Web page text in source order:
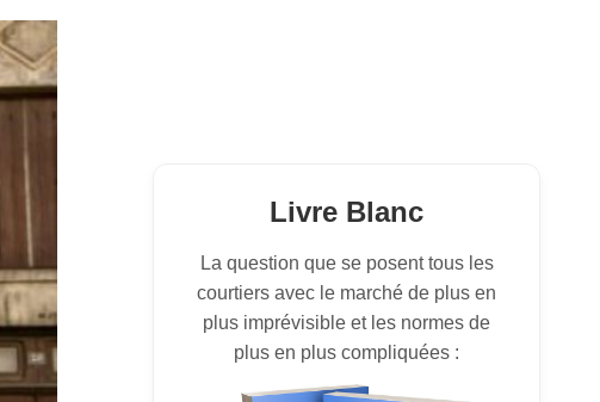
Livre Blanc
La question que se posent tous les
courtiers avec le marché de plus en
plus imprévisible et les normes de
plus en plus compliquées :